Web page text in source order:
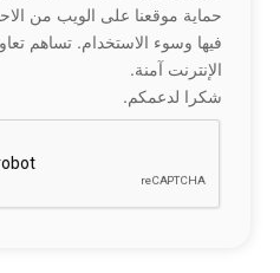
حماية موقعنا على الويب من
فيها وسوء الاستخدام. تساهم
الإنترنت آمنة.
شكرا لدعمكم.